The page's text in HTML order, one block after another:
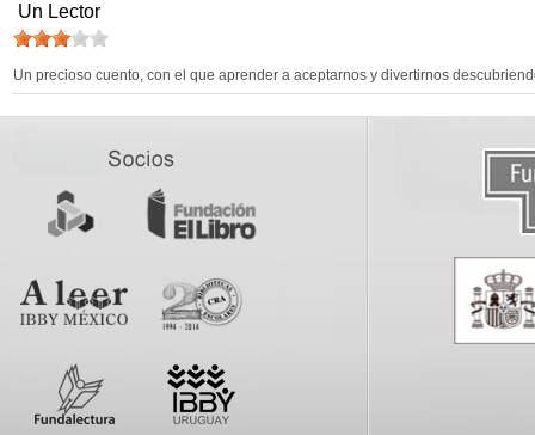
Un Lector
Un precioso cuento, con el que aprender a aceptarnos y divertirnos